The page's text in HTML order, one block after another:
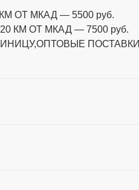
ОТ МКАД — 5500 руб.
КМ ОТ МКАД — 7500 руб.
ПОСТАВКИ